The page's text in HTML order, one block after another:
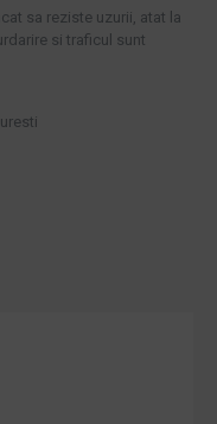
sa reziste uzurii, atat la
si traficul sunt